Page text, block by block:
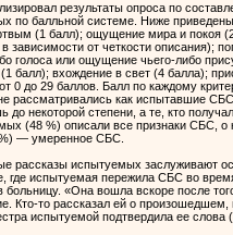
результаты опроса по
по балльной системе. Ниже
(1 балл); ощущение мира и покоя
зависимости от четкости описания);
голоса или ощущение чьего-либо
балл); вхождение в свет (4 балла);
0 до 29 баллов. Балл по каждому
рассматривались как испытавшие
до некоторой степени, а те, кто
(48 %) описали все признаки СБС, о
— умеренное СБС.
рассказы испытуемых заслуживают
где испытуемая пережила СБС во
больницу. «Она вошла вскоре после
Кто-то рассказал ей о
испытуемой подтвердила ее слова